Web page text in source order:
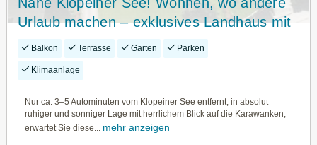
Urlaub machen – exklusives Landhaus mit
etablierten Ferienapartments.
Balkon Terrasse Garten Parken
Klimaanlage
Nur ca. 3–5 Autominuten vom Klopeiner See entfernt, in absolut
ruhiger und sonniger Lage mit herrlichem Blick auf die Karawanken,
erwartet Sie diese...
mehr anzeigen